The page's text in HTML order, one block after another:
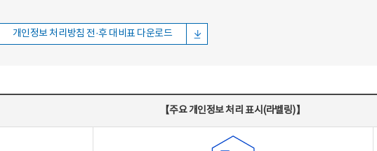
개인정보 처리방침 전·후 대비표 다운로드
【주요 개인정보 처리 표시(라벨링)】